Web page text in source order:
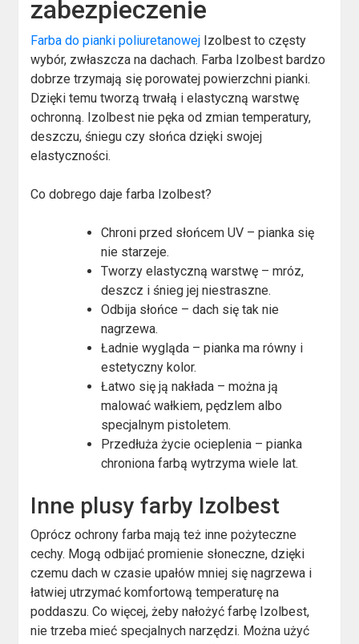
zabezpieczenie
Farba do pianki poliuretanowej Izolbest to częsty
wybór, zwłaszcza na dachach. Farba Izolbest bardzo
dobrze trzymają się porowatej powierzchni pianki.
Dzięki temu tworzą trwałą i elastyczną warstwę
ochronną. Izolbest nie pęka od zmian temperatury,
deszczu, śniegu czy słońca dzięki swojej
elastyczności.
Co dobrego daje farba Izolbest?
Chroni przed słońcem UV – pianka się
nie starzeje.
Tworzy elastyczną warstwę – mróz,
deszcz i śnieg jej niestraszne.
Odbija słońce – dach się tak nie
nagrzewa.
Ładnie wygląda – pianka ma równy i
estetyczny kolor.
Łatwo się ją nakłada – można ją
malować wałkiem, pędzlem albo
specjalnym pistoletem.
Przedłuża życie ocieplenia – pianka
chroniona farbą wytrzyma wiele lat.
Inne plusy farby Izolbest
Oprócz ochrony farba mają też inne pożyteczne
cechy. Mogą odbijać promienie słoneczne, dzięki
czemu dach w czasie upałów mniej się nagrzewa i
łatwiej utrzymać komfortową temperaturę na
poddaszu. Co więcej, żeby nałożyć farbę Izolbest,
nie trzeba mieć specjalnych narzędzi. Można użyć